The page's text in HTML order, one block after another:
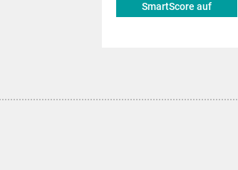
SmartScore auf